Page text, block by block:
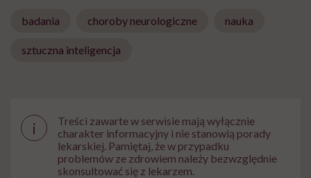
badania choroby neurologiczne nauka
sztuczna inteligencja
i
Treści zawarte w serwisie mają wyłącznie
charakter informacyjny i nie stanowią porady
lekarskiej. Pamiętaj, że w przypadku
problemów ze zdrowiem należy bezwzględnie
skonsultować się z lekarzem.